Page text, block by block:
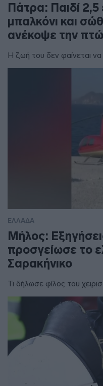
Πάτρα: Παιδί
μπαλκόνι και
ανέκοψε την
Η ζωή του δεν φαίνεται να
ΕΛΛΑΔΑ
Μήλος:
προσγείωσε το
Σαρακήνικο
Τι δήλωσε φίλος του